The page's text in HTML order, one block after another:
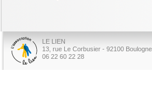
LE LIEN
13, rue Le Corbusier - 92100
06 22 60 22 28